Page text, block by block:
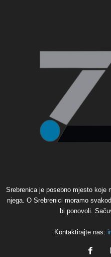
Srebrenica je posebno mjesto koje
njega. O Srebrenici moramo
bi ponovoli.
Kontaktirajte nas: